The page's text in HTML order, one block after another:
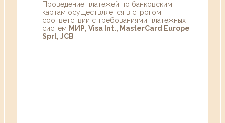
Проведение платежей по банковским
картам осуществляется в строгом
соответствии с требованиями платежных
систем МИР, Visa Int., MasterCard Europe
Sprl, JCB